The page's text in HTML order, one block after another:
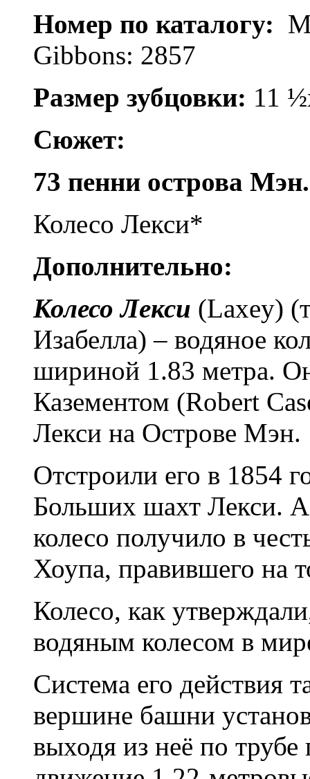
Номер по каталогу:
Gibbons: 2857
Размер зубцовки: 11
Сюжет:
73 пенни острова Мэн.
Колесо Лекси*
Дополнительно:
Колесо Лекси (Laxey)
Изабелла) – водяное
шириной 1.83 метра.
Казементом (Robert
Лекси на Острове Мэн.
Отстроили его в 1854
Больших шахт Лекси.
колесо получило в
Хоупа, правившего на
Колесо, как
водяным колесом в
Система его действия
вершине башни
выходя из неё по